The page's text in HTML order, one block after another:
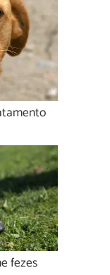
fezes